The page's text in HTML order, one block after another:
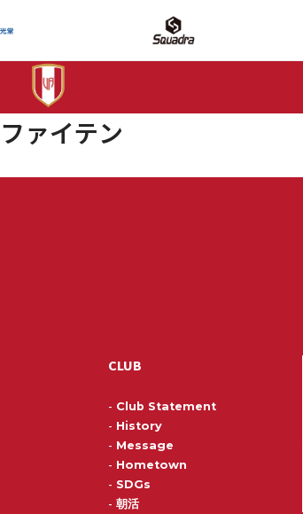
ファイテン
CLUB
- Club Statement
- History
- Message
- Hometown
- SDGs
- 朝活